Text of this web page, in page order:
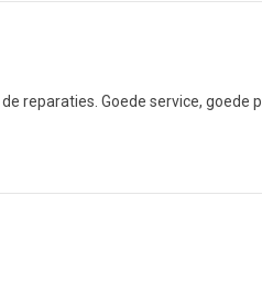
reparaties. Goede service, goede